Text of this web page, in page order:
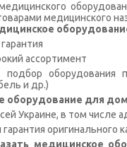
медицинского
ассортимент
оборудования
и др.)
оборудование для
Украине, в том числе
оригинального
медицинское